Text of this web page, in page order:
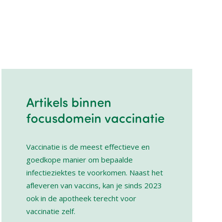
Artikels binnen
focusdomein vaccinatie
Vaccinatie is de meest effectieve en
goedkope manier om bepaalde
infectieziektes te voorkomen. Naast het
afleveren van vaccins, kan je sinds 2023
ook in de apotheek terecht voor
vaccinatie zelf.